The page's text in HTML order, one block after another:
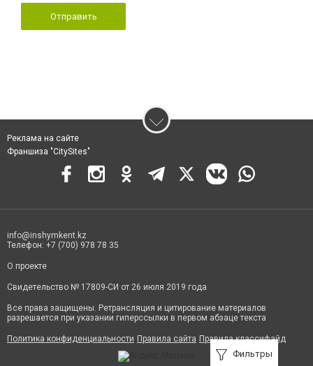
Отправить
Фильтры
Реклама на сайте
Франшиза "CitySites"
info@inshymkent.kz
Телефон: +7 (700) 978 78 35
О проекте
Свидетельство № 17809-СИ от 26 июля 2019 года
Все права защищены. Ретрансляция и цитирование материалов
разрешается при указании гиперссылки в первом абзаце текста
Политика конфиденциальности Правила сайта Правила классифайд